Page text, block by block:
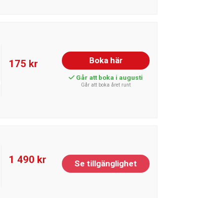
175 kr Boka här
Går att boka i augusti
Går att boka året runt
1 490 kr Se tillgänglighet